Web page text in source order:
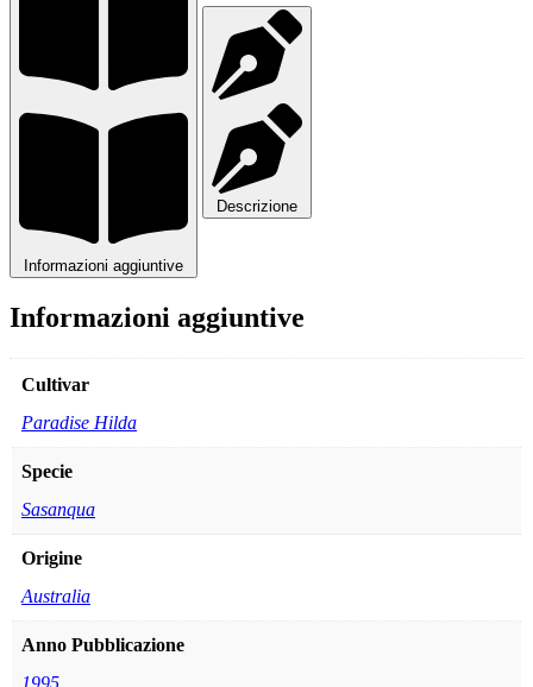
Informazioni aggiuntive
Descrizione
Informazioni aggiuntive
Cultivar
Paradise Hilda
Specie
Sasanqua
Origine
Australia
Anno Pubblicazione
1995